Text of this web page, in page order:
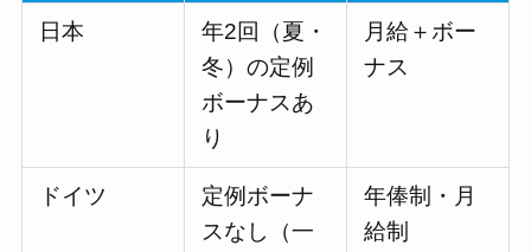
日本
年2回（夏・
冬）の定例
ボーナスあ
り
月給＋ボー
ナス
ドイツ
定例ボーナ
スなし（一
年俸制・月
給制